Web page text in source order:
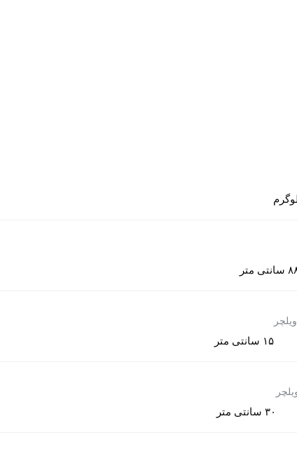
متر
۱۵ سانتی متر
۳۰ سانتی متر